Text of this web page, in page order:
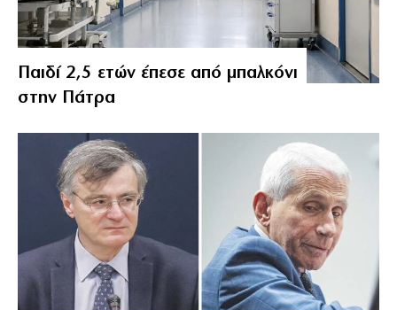
Παιδί 2,5 ετών έπεσε από μπαλκόνι
στην Πάτρα